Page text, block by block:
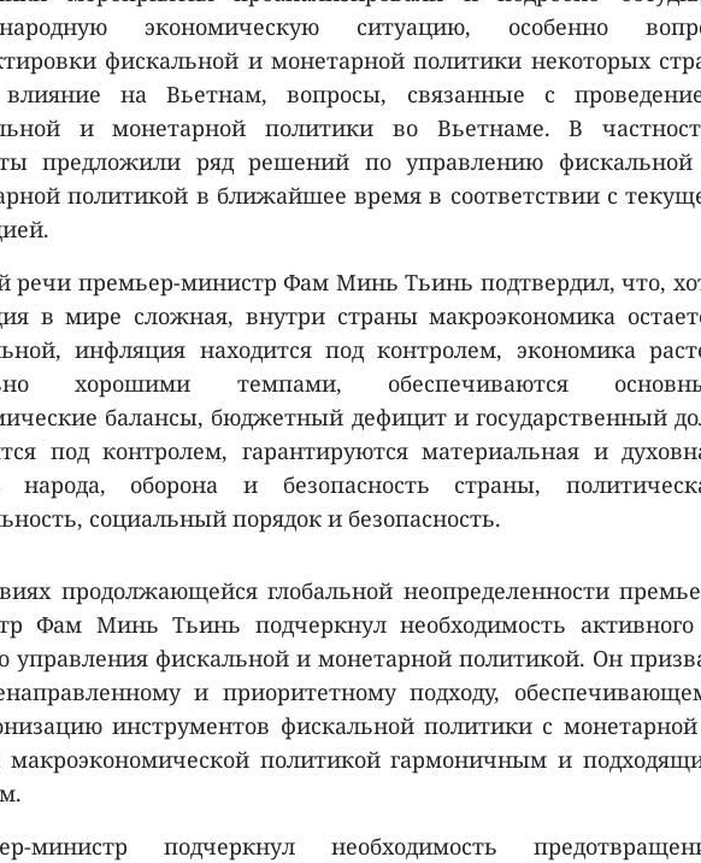
экономическую ситуацию, особенно
фискальной и монетарной политики некоторых
на Вьетнам, вопросы, связанные с
и монетарной политики во Вьетнаме. В
предложили ряд решений по управлению
политикой в ближайшее время в соответствии с
речи премьер-министр Фам Минь Тьинь подтвердил, что,
в мире сложная, внутри страны макроэкономика
инфляция находится под контролем, экономика
хорошими темпами, обеспечиваются
балансы, бюджетный дефицит и государственный
под контролем, гарантируются материальная и
народа, оборона и безопасность страны,
социальный порядок и безопасность.
продолжающейся глобальной неопределенности
Фам Минь Тьинь подчеркнул необходимость
управления фискальной и монетарной политикой. Он
и приоритетному подходу,
инструментов фискальной политики с
макроэкономической политикой гармоничным и
министр подчеркнул необходимость